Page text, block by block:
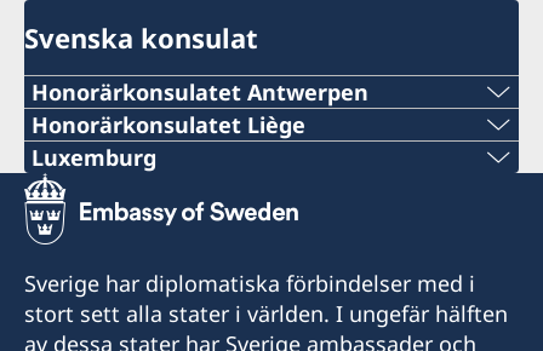
Svenska konsulat
Honorärkonsulatet Antwerpen
TELEFONNUMMER
+ 32 14 710741
E-POSTADRESS
swedish.consulate.flanders@gmail.com
30 bus 1, Bellekensstraat
Honorärkonsulatet Liège
TELEFONNUMMER
+32 19 32 92 11
+32 19 32 92 55
Luxemburg
TELEFONNUMMER
+352 26 6461
NÖDNUMMER VID AKUTA FALL
Sverige har diplomatiska förbindelser med i
stort sett alla stater i världen. I ungefär hälften
av dessa stater har Sverige ambassader och